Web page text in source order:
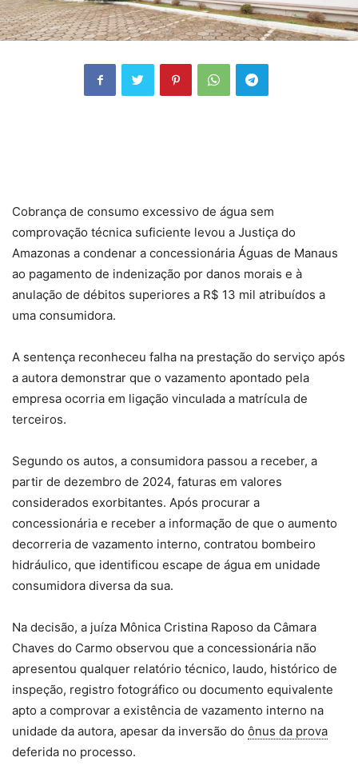
Cobrança de consumo excessivo de água sem
comprovação técnica suficiente levou a Justiça do
Amazonas a condenar a concessionária Águas de Manaus
ao pagamento de indenização por danos morais e à
anulação de débitos superiores a R$ 13 mil atribuídos a
uma consumidora.
A sentença reconheceu falha na prestação do serviço após
a autora demonstrar que o vazamento apontado pela
empresa ocorria em ligação vinculada a matrícula de
terceiros.
Segundo os autos, a consumidora passou a receber, a
partir de dezembro de 2024, faturas em valores
considerados exorbitantes. Após procurar a
concessionária e receber a informação de que o aumento
decorreria de vazamento interno, contratou bombeiro
hidráulico, que identificou escape de água em unidade
consumidora diversa da sua.
Na decisão, a juíza Mônica Cristina Raposo da Câmara
Chaves do Carmo observou que a concessionária não
apresentou qualquer relatório técnico, laudo, histórico de
inspeção, registro fotográfico ou documento equivalente
apto a comprovar a existência de vazamento interno na
unidade da autora, apesar da inversão do ônus da prova
deferida no processo.